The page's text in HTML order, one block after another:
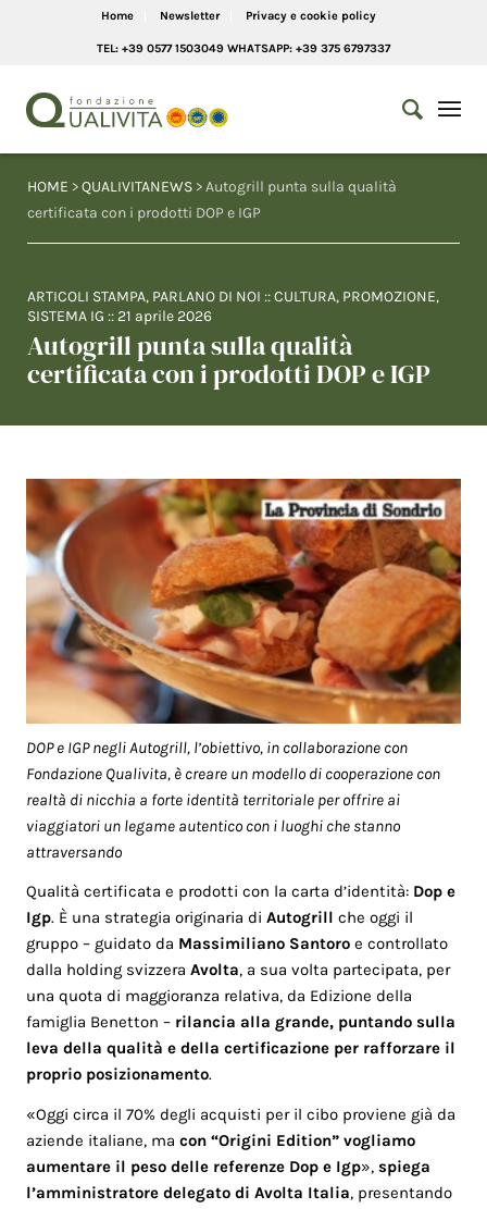
Home Newsletter Privacy e cookie policy
TEL: +39 0577 1503049 WHATSAPP: +39 375 6797337
HOME >QUALIVITANEWS > Autogrill punta sulla qualità
certificata con i prodotti DOP e IGP
ARTICOLI STAMPA, PARLANO DI NOI ::CULTURA, PROMOZIONE,
SISTEMA IG :: 21 aprile 2026
Autogrill punta sulla qualità
certificata con i prodotti DOP e IGP
DOP e IGP negli Autogrill, l’obiettivo, in collaborazione con
Fondazione Qualivita, è creare un modello di cooperazione con
realtà di nicchia a forte identità territoriale per offrire ai
viaggiatori un legame autentico con i luoghi che stanno
attraversando
Qualità certificata e prodotti con la carta d’identità: Dop e
Igp. È una strategia originaria diAutogrill che oggi il
gruppo – guidato da Massimiliano Santoro e controllato
dalla holding svizzeraAvolta, a sua volta partecipata, per
una quota di maggioranza relativa, da Edizione della
famiglia Benetton – rilancia alla grande, puntando sulla
leva della qualità e della certificazione per rafforzare il
proprio posizionamento.
«Oggi circa il 70% degli acquisti per il cibo proviene già da
aziende italiane, macon “Origini Edition” vogliamo
aumentare il peso delle referenze Dop e Igp»,spiega
l’amministratore delegato di Avolta Italia, presentando